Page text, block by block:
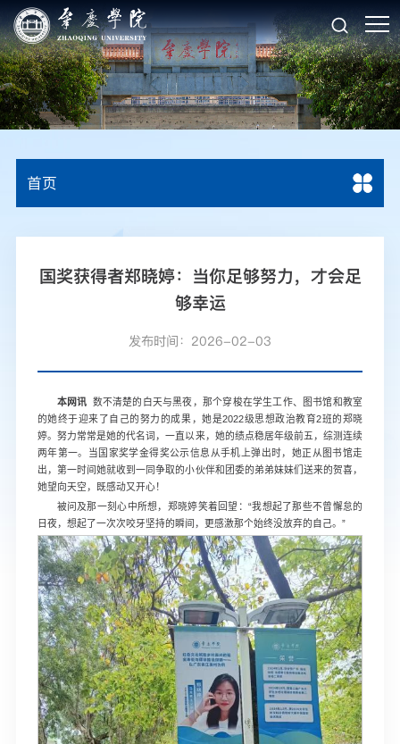
首页
国奖获得者郑晓婷：当你足够努力，才会足
够幸运
发布时间：2026-02-03
本网讯 数不清楚的白天与黑夜，那个穿梭在学生工作、图书馆和教室
的她终于迎来了自己的努力的成果，她是2022级思想政治教育2班的郑晓
婷。努力常常是她的代名词，一直以来，她的绩点稳居年级前五，综测连续
两年第一。当国家奖学金得奖公示信息从手机上弹出时，她正从图书馆走
出，第一时间她就收到一同争取的小伙伴和团委的弟弟妹妹们送来的贺喜，
她望向天空，既感动又开心！
被问及那一刻心中所想，郑晓婷笑着回望：“我想起了那些不曾懈怠的
日夜，想起了一次次咬牙坚持的瞬间，更感激那个始终没放弃的自己。”